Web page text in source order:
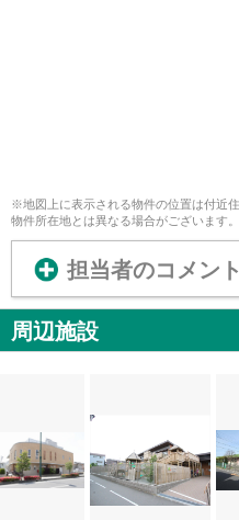
※地図上に表示される物件の位置は付近
物件所在地とは異なる場合がございます。
担当者のコメント
周辺施設